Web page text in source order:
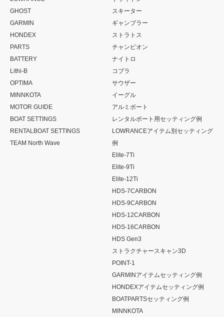
GHOST
GARMIN
HONDEX
PARTS
BATTERY
Lithi-B
OPTIMA
MINNKOTA
MOTOR GUIDE
BOAT SETTINGS
RENTALBOAT SETTINGS
TEAM North Wave
スキーター
ギャンブラー
ストラトス
チャンピオン
ナイトロ
コブラ
サウザー
イーグル
アルミボート
レンタルボート用セッティング例
LOWRANCEアイテム別セッティング
例
Elite-7Ti
Elite-9Ti
Elite-12Ti
HDS-7CARBON
HDS-9CARBON
HDS-12CARBON
HDS-16CARBON
HDS Gen3
ストラクチャースキャン3D
POINT-1
GARMINアイテムセッティング例
HONDEXアイテムセッティング例
BOATPARTSセッティング例
MINNKOTA